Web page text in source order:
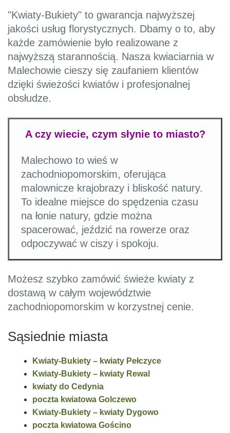
"Kwiaty-Bukiety" to gwarancja najwyższej
jakości usług florystycznych. Dbamy o to, aby
każde zamówienie było realizowane z
najwyższą starannością. Nasza kwiaciarnia w
Malechowie cieszy się zaufaniem klientów
dzięki świeżości kwiatów i profesjonalnej
obsłudze.
A czy wiecie, czym słynie to miasto?
Malechowo to wieś w
zachodniopomorskim, oferująca
malownicze krajobrazy i bliskość natury.
To idealne miejsce do spędzenia czasu
na łonie natury, gdzie można
spacerować, jeździć na rowerze oraz
odpoczywać w ciszy i spokoju.
Możesz szybko zamówić świeże kwiaty z
dostawą w całym województwie
zachodniopomorskim w korzystnej cenie.
Sąsiednie miasta
Kwiaty-Bukiety – kwiaty Pełczyce
Kwiaty-Bukiety – kwiaty Rewal
kwiaty do Cedynia
poczta kwiatowa Golczewo
Kwiaty-Bukiety – kwiaty Dygowo
poczta kwiatowa Gościno